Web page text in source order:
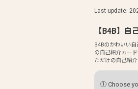
Last update:
【B4B】自
B4Bのかわいい
の自己紹介カー
ただけの自己紹
① Choose